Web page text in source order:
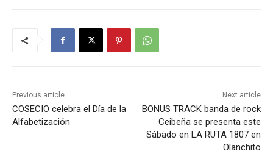
Previous article
COSECIO celebra el Día de la
Alfabetización
Next article
BONUS TRACK banda de rock
Ceibeña se presenta este
Sábado en LA RUTA 1807 en
Olanchito